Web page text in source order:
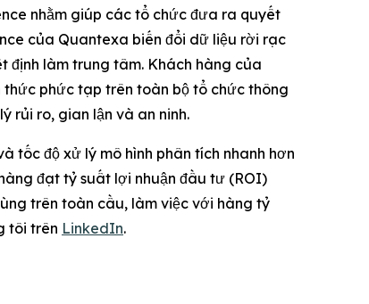
nhằm giúp các tổ chức đưa ra quyết
của Quantexa biến đổi dữ liệu rời rạc
định làm trung tâm. Khách hàng của
phức tạp trên toàn bộ tổ chức thông
rủi ro, gian lận và an ninh.
tốc độ xử lý mô hình phân tích nhanh hơn
đạt tỷ suất lợi nhuận đầu tư (ROI)
trên toàn cầu, làm việc với hàng tỷ
tôi trên LinkedIn.